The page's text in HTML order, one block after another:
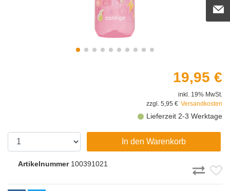
19,95 €
inkl. 19% MwSt.
zzgl. 5,95 € Versandkosten
Lieferzeit 2-3 Werktage
In den Warenkorb
Artikelnummer100391021